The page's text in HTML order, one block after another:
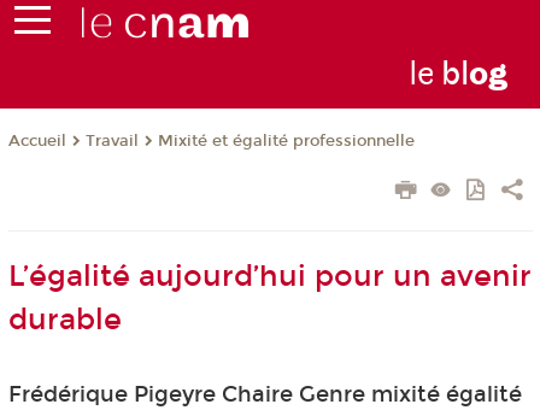
le blog
Accueil Travail Mixité et égalité professionnelle
L’égalité aujourd’hui pour un avenir
durable
Frédérique Pigeyre Chaire Genre mixité égalité